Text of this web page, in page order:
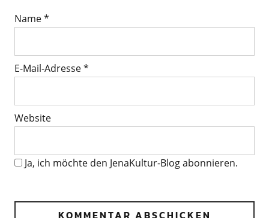
Name*
E-Mail-Adresse*
Website
Ja, ich möchte den JenaKultur-Blog abonnieren.